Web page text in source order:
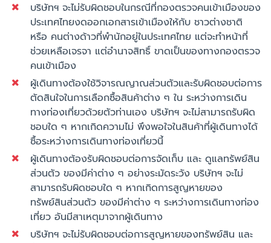
บริษัทฯ จะไม่รับผิดชอบในกรณีที่กองตรวจคนเข้าเมืองของ
ประเทศไทยงดออกเอกสารเข้าเมืองให้กับ ชาวต่างชาติ
หรือ คนต่างด้าวที่พำนักอยู่ในประเทศไทย แต่จะทำหน้าที่
ช่วยเหลือเจรจา แต่อำนาจสิทธิ์ ขาดเป็นของทางกองตรวจ
คนเข้าเมือง
ผู้เดินทางต้องใช้วิจารณญาณส่วนตัวและรับผิดชอบต่อการ
ตัดสินใจในการเลือกซื้อสินค้าต่าง ๆ ใน ระหว่างการเดิน
ทางท่องเที่ยวด้วยตัวท่านเอง บริษัทฯ จะไม่สามารถรับผิด
ชอบใด ๆ หากเกิดความไม่ พึงพอใจในสินค้าที่ผู้เดินทางได้
ซื้อระหว่างการเดินทางท่องเที่ยวนี้
ผู้เดินทางต้องรับผิดชอบต่อการจัดเก็บ และ ดูแลทรัพย์สิน
ส่วนตัว ของมีค่าต่าง ๆ อย่างระมัดระวัง บริษัทฯ จะไม่
สามารถรับผิดชอบใด ๆ หากเกิดการสูญหายของ
ทรัพย์สินส่วนตัว ของมีค่าต่าง ๆ ระหว่างการเดินทางท่อง
เที่ยว อันมีสาเหตุมาจากผู้เดินทาง
บริษัทฯ จะไม่รับผิดชอบต่อการสูญหายของทรัพย์สิน และ